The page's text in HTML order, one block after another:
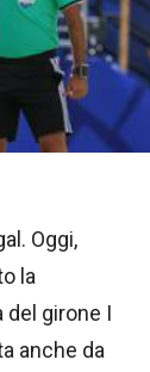
Oggi,
la
del girone I
anche da